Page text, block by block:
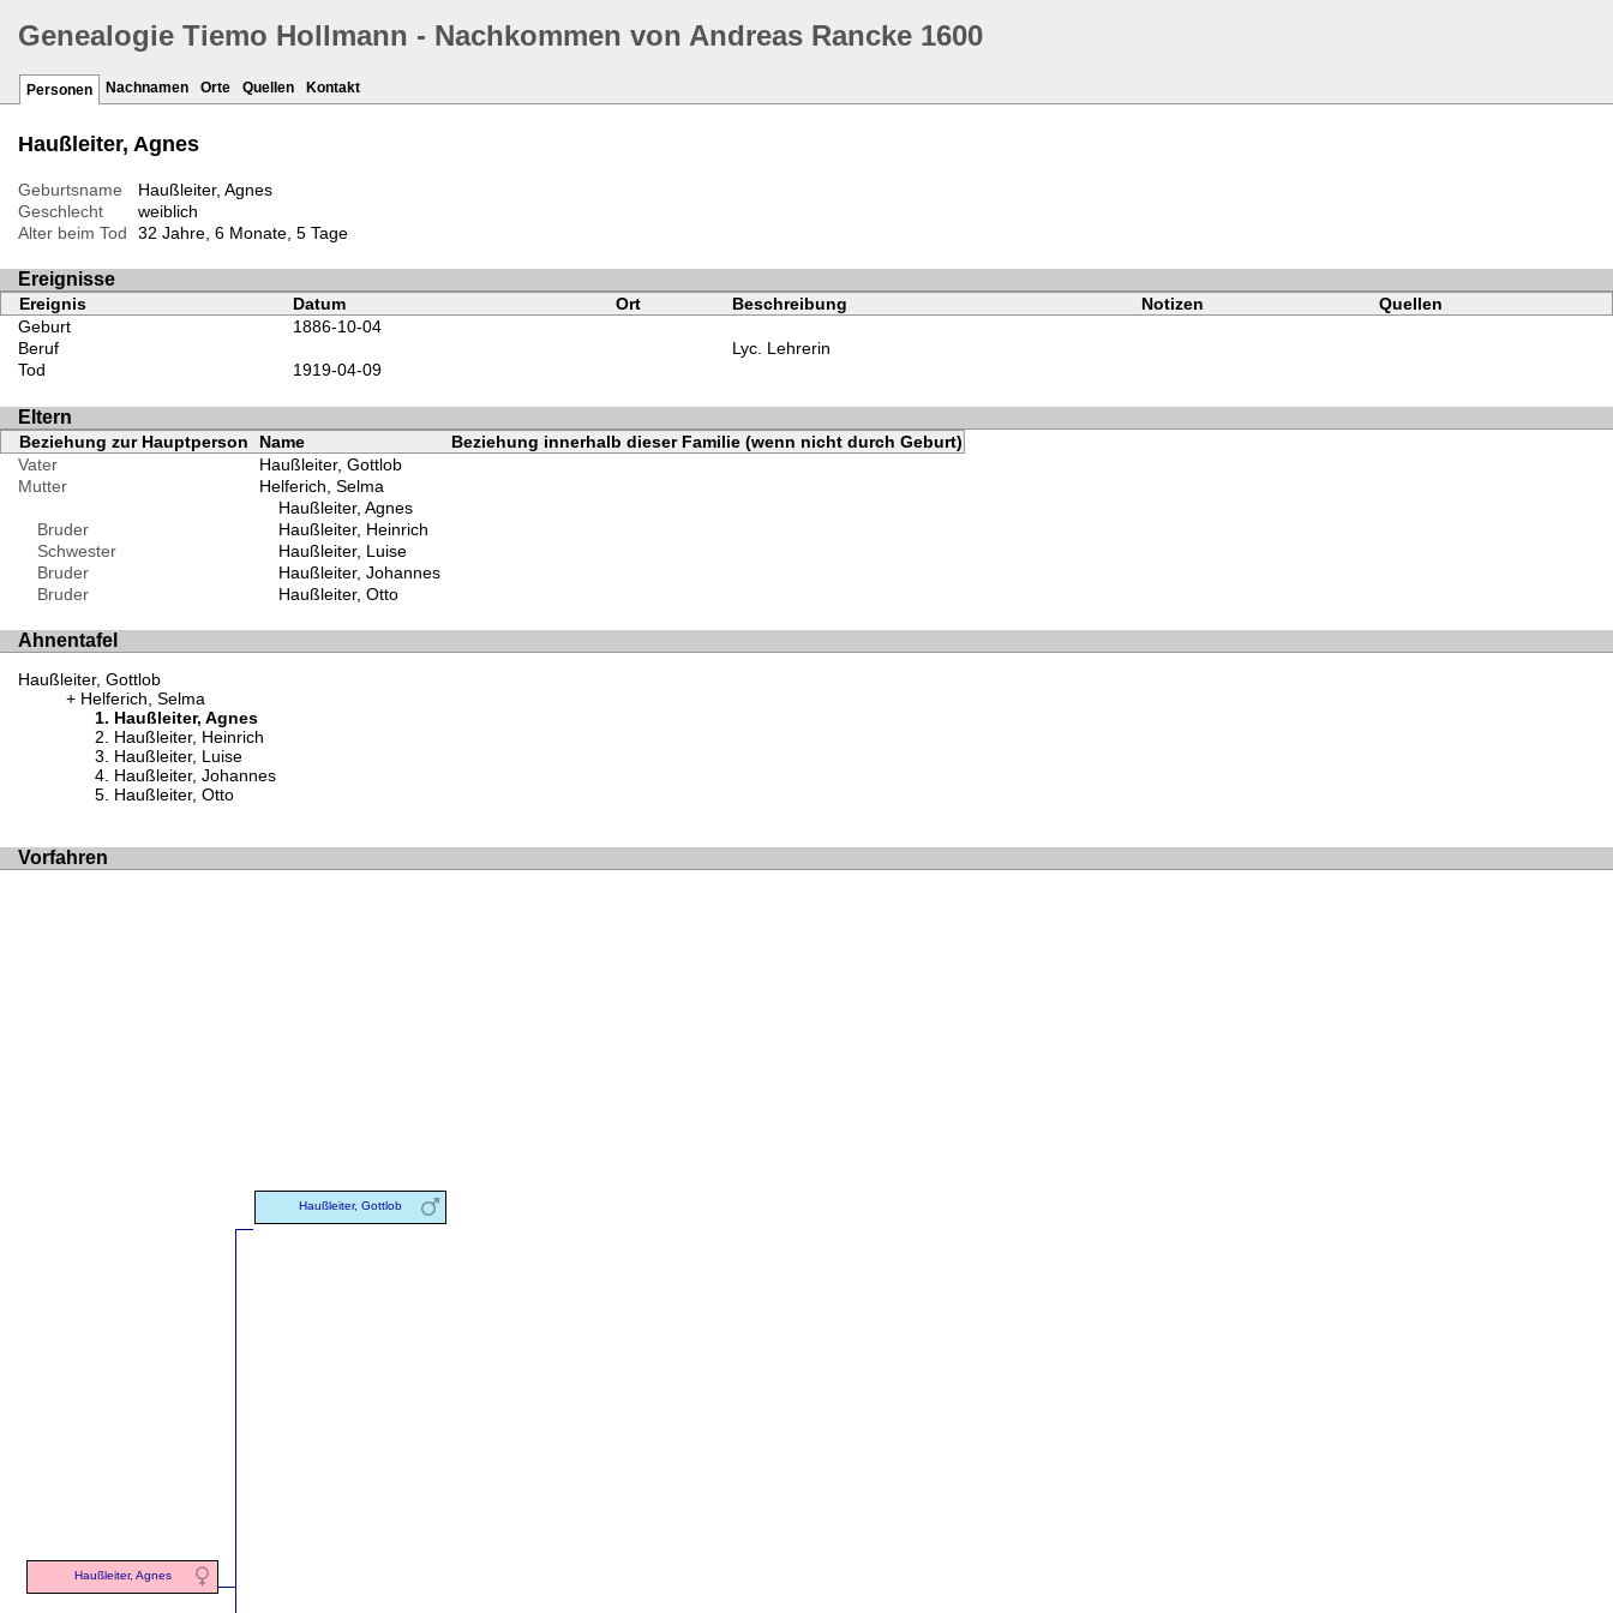
Genealogie Tiemo Hollmann - Nachkommen von Andreas Rancke 1600
Personen Nachnamen Orte Quellen Kontakt
Haußleiter, Agnes
Geburtsname
Haußleiter, Agnes
Geschlecht
weiblich
Alter beim Tod
32 Jahre, 6 Monate, 5 Tage
Ereignisse
Ereignis Datum Ort Beschreibung Notizen
Quellen
Geburt
1886-10-04
Beruf
Lyc. Lehrerin
Tod
1919-04-09
Eltern
Beziehung zur Hauptperson Name
Beziehung innerhalb dieser Familie (wenn nicht durch Geburt)
Vater
Haußleiter, Gottlob
Mutter
Helferich, Selma
Haußleiter, Agnes
Bruder
Haußleiter, Heinrich
Schwester
Haußleiter, Luise
Bruder
Haußleiter, Johannes
Bruder
Haußleiter, Otto
Ahnentafel
Haußleiter, Gottlob
Helferich, Selma
Haußleiter, Agnes
Haußleiter, Heinrich
Haußleiter, Luise
Haußleiter, Johannes
Haußleiter, Otto
Vorfahren
Haußleiter, Agnes
Haußleiter, Gottlob